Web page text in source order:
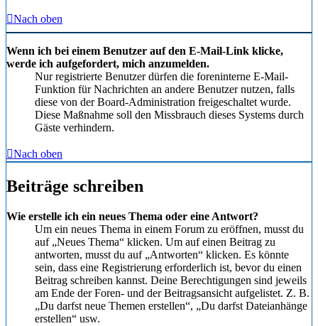
Nach oben
Wenn ich bei einem Benutzer auf den E-Mail-Link klicke,
werde ich aufgefordert, mich anzumelden.
Nur registrierte Benutzer dürfen die foreninterne E-Mail-
Funktion für Nachrichten an andere Benutzer nutzen, falls
diese von der Board-Administration freigeschaltet wurde.
Diese Maßnahme soll den Missbrauch dieses Systems durch
Gäste verhindern.
Nach oben
Beiträge schreiben
Wie erstelle ich ein neues Thema oder eine Antwort?
Um ein neues Thema in einem Forum zu eröffnen, musst du
auf „Neues Thema“ klicken. Um auf einen Beitrag zu
antworten, musst du auf „Antworten“ klicken. Es könnte
sein, dass eine Registrierung erforderlich ist, bevor du einen
Beitrag schreiben kannst. Deine Berechtigungen sind jeweils
am Ende der Foren- und der Beitragsansicht aufgelistet. Z. B.
„Du darfst neue Themen erstellen“, „Du darfst Dateianhänge
erstellen“ usw.